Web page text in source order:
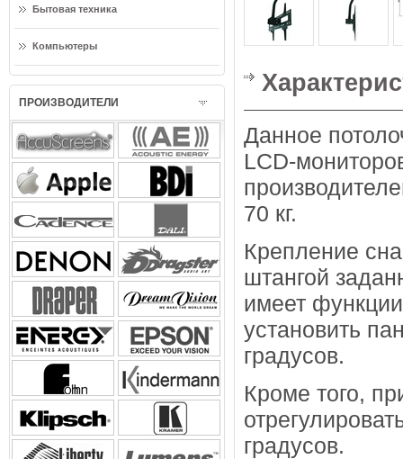
Бытовая техника
Компьютеры
ПРОИЗВОДИТЕЛИ
Данное
LCD-
70 кг.
Крепление
штангой
имеет
установить
градусов.
Кроме того,
градусов.